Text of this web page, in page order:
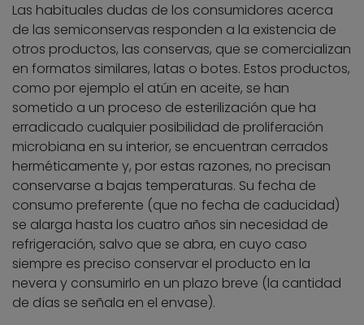
Las habituales dudas de los consumidores acerca
de las semiconservas responden a la existencia de
otros productos, las conservas, que se comercializan
en formatos similares, latas o botes. Estos productos,
como por ejemplo el atún en aceite, se han
sometido a un proceso de esterilización que ha
erradicado cualquier posibilidad de proliferación
microbiana en su interior, se encuentran cerrados
herméticamente y, por estas razones, no precisan
conservarse a bajas temperaturas. Su fecha de
consumo preferente (que no fecha de caducidad)
se alarga hasta los cuatro años sin necesidad de
refrigeración, salvo que se abra, en cuyo caso
siempre es preciso conservar el producto en la
nevera y consumirlo en un plazo breve (la cantidad
de días se señala en el envase).